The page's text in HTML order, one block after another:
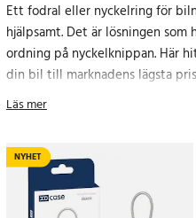
Ett fodral eller nyckelring för
hjälpsamt. Det är lösningen
ordning på nyckelknippan. Här
din bil till marknadens lägsta
programmerbara nyckelringar,
Nyckelringar och fodral för
priser
Köp fodral eller en nyckelring
Läs mer
NYHET